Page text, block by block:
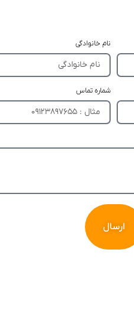
نام خانوادگی
شماره تماس
ارسال